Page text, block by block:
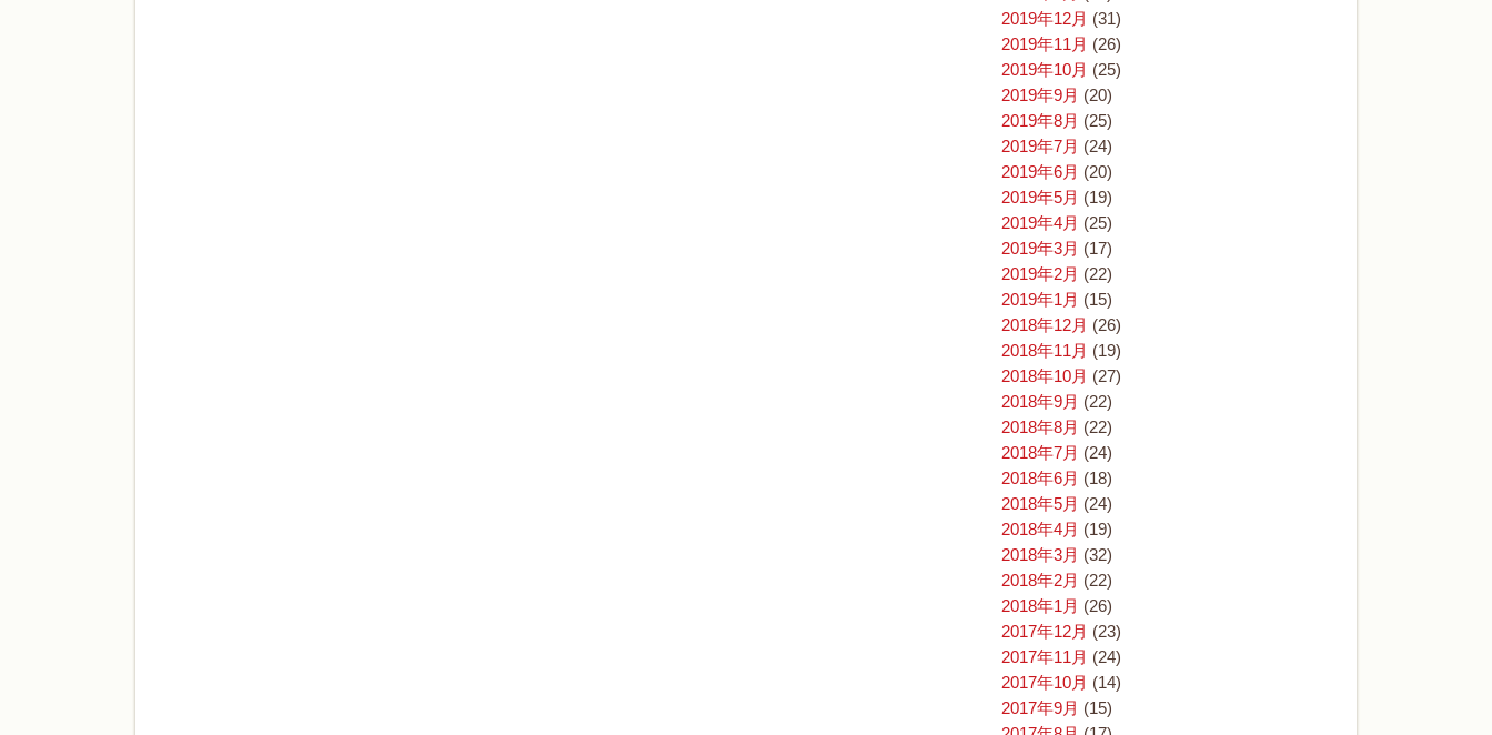
2019年12月 (31)
2019年11月 (26)
2019年10月 (25)
2019年9月 (20)
2019年8月 (25)
2019年7月 (24)
2019年6月 (20)
2019年5月 (19)
2019年4月 (25)
2019年3月 (17)
2019年2月 (22)
2019年1月 (15)
2018年12月 (26)
2018年11月 (19)
2018年10月 (27)
2018年9月 (22)
2018年8月 (22)
2018年7月 (24)
2018年6月 (18)
2018年5月 (24)
2018年4月 (19)
2018年3月 (32)
2018年2月 (22)
2018年1月 (26)
2017年12月 (23)
2017年11月 (24)
2017年10月 (14)
2017年9月 (15)